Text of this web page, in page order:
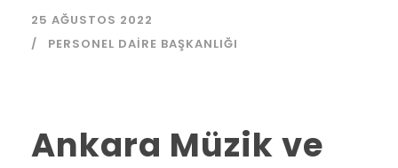
25 AĞUSTOS 2022
PERSONEL DAIRE BAŞKANLIĞI
Ankara Müzik ve